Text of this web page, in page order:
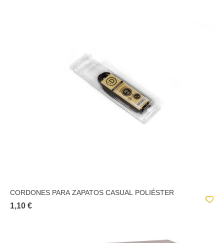
CORDONES PARA ZAPATOS CASUAL POLIÉSTER
1,10 €